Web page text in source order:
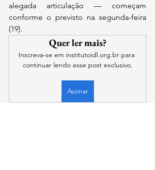
alegada articulação — começam
conforme o previsto na segunda-feira
(19).
Quer ler mais?
Inscreva-se em institutoidl.org.br para
continuar lendo esse post exclusivo.
Assinar